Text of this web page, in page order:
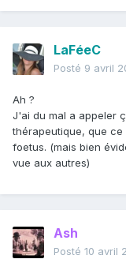
LaFéeC
Posté 9 avril
Ah ?
J'ai du mal a appeler
thérapeutique, que
foetus. (mais bien
vue aux autres)
Ash
Posté 10 avril